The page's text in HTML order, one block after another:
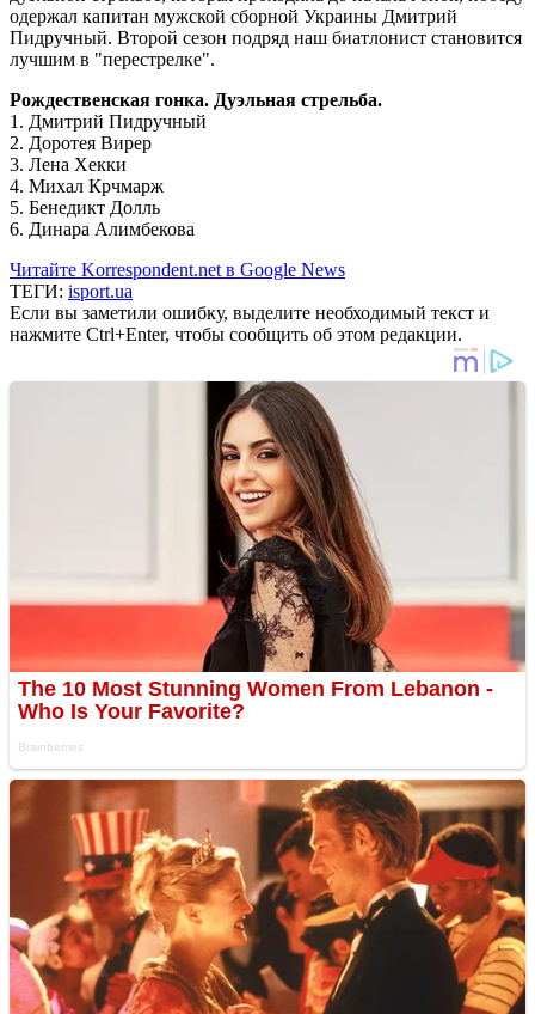
одержал капитан мужской сборной Украины Дмитрий
Пидручный. Второй сезон подряд наш биатлонист становится
лучшим в "перестрелке".
Рождественская гонка. Дуэльная стрельба.
1. Дмитрий Пидручный
2. Доротея Вирер
3. Лена Хекки
4. Михал Крчмарж
5. Бенедикт Долль
6. Динара Алимбекова
Читайте Korrespondent.net в Google News
ТЕГИ: isport.ua
Если вы заметили ошибку, выделите необходимый текст и
нажмите Ctrl+Enter, чтобы сообщить об этом редакции.